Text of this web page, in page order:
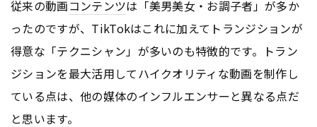
従来の動画コンテンツは「美男美女・お調子者」が多か
ったのですが、TikTokはこれに加えてトランジションが
得意な「テクニシャン」が多いのも特徴的です。トラン
ジションを最大活用してハイクオリティな動画を制作し
ている点は、他の媒体のインフルエンサーと異なる点だ
と思います。